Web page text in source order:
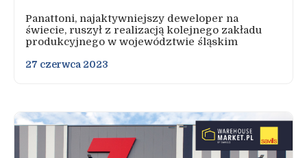
Panattoni, najaktywniejszy deweloper na
świecie, ruszył z realizacją kolejnego zakładu
produkcyjnego w województwie śląskim
27 czerwca 2023